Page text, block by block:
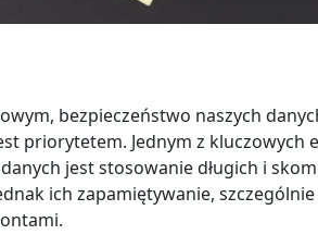
bezpieczeństwo naszych
priorytetem. Jednym z kluczowych
jest stosowanie długich i
ich zapamiętywanie,